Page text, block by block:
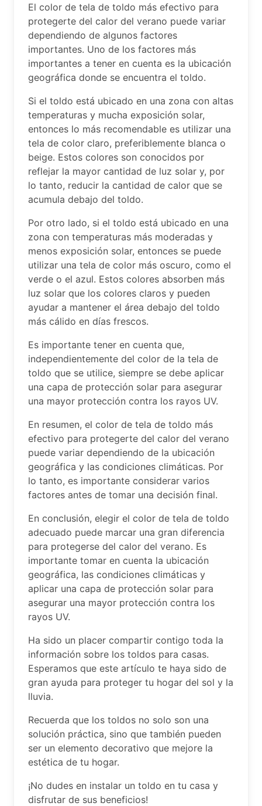
El color de tela de toldo más efectivo para
protegerte del calor del verano puede variar
dependiendo de algunos factores
importantes. Uno de los factores más
importantes a tener en cuenta es la ubicación
geográfica donde se encuentra el toldo.
Si el toldo está ubicado en una zona con altas
temperaturas y mucha exposición solar,
entonces lo más recomendable es utilizar una
tela de color claro, preferiblemente blanca o
beige. Estos colores son conocidos por
reflejar la mayor cantidad de luz solar y, por
lo tanto, reducir la cantidad de calor que se
acumula debajo del toldo.
Por otro lado, si el toldo está ubicado en una
zona con temperaturas más moderadas y
menos exposición solar, entonces se puede
utilizar una tela de color más oscuro, como el
verde o el azul. Estos colores absorben más
luz solar que los colores claros y pueden
ayudar a mantener el área debajo del toldo
más cálido en días frescos.
Es importante tener en cuenta que,
independientemente del color de la tela de
toldo que se utilice, siempre se debe aplicar
una capa de protección solar para asegurar
una mayor protección contra los rayos UV.
En resumen, el color de tela de toldo más
efectivo para protegerte del calor del verano
puede variar dependiendo de la ubicación
geográfica y las condiciones climáticas. Por
lo tanto, es importante considerar varios
factores antes de tomar una decisión final.
En conclusión, elegir el color de tela de toldo
adecuado puede marcar una gran diferencia
para protegerse del calor del verano. Es
importante tomar en cuenta la ubicación
geográfica, las condiciones climáticas y
aplicar una capa de protección solar para
asegurar una mayor protección contra los
rayos UV.
Ha sido un placer compartir contigo toda la
información sobre los toldos para casas.
Esperamos que este artículo te haya sido de
gran ayuda para proteger tu hogar del sol y la
lluvia.
Recuerda que los toldos no solo son una
solución práctica, sino que también pueden
ser un elemento decorativo que mejore la
estética de tu hogar.
¡No dudes en instalar un toldo en tu casa y
disfrutar de sus beneficios!